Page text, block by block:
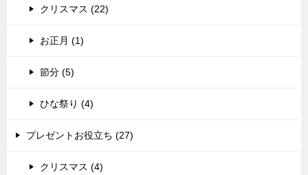
クリスマス (22)
お正月 (1)
節分 (5)
ひな祭り (4)
プレゼントお役立ち (27)
クリスマス (4)